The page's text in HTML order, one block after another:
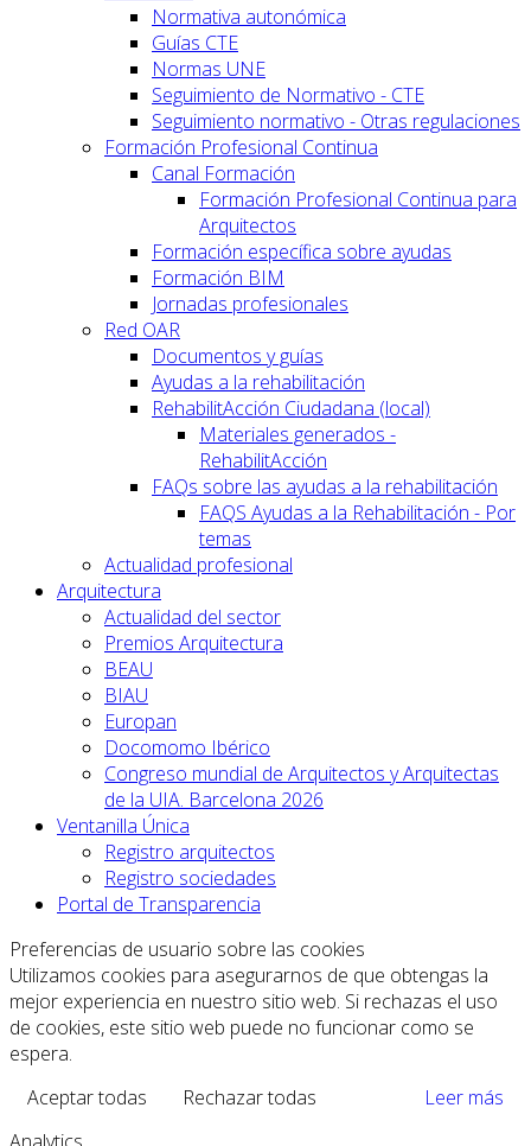
Normativa autonómica
Guías CTE
Normas UNE
Seguimiento de Normativo - CTE
Seguimiento normativo - Otras regulaciones
Formación Profesional Continua
Canal Formación
Formación Profesional Continua para
Arquitectos
Formación específica sobre ayudas
Formación BIM
Jornadas profesionales
Red OAR
Documentos y guías
Ayudas a la rehabilitación
RehabilitAcción Ciudadana (local)
Materiales generados -
RehabilitAcción
FAQs sobre las ayudas a la rehabilitación
FAQS Ayudas a la Rehabilitación - Por
temas
Actualidad profesional
Arquitectura
Actualidad del sector
Premios Arquitectura
BEAU
BIAU
Europan
Docomomo Ibérico
Congreso mundial de Arquitectos y Arquitectas
de la UIA. Barcelona 2026
Ventanilla Única
Registro arquitectos
Registro sociedades
Portal de Transparencia
Preferencias de usuario sobre las cookies
Utilizamos cookies para asegurarnos de que obtengas la
mejor experiencia en nuestro sitio web. Si rechazas el uso
de cookies, este sitio web puede no funcionar como se
espera.
Aceptar todas
Rechazar todas
Leer más